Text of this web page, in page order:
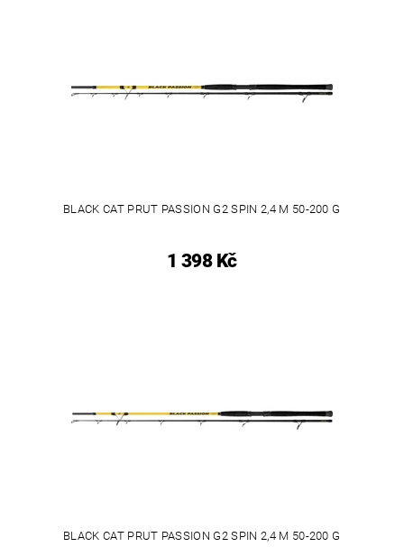
BLACK CAT PRUT PASSION G2 SPIN 2,4 M 50-200 G
1 398 Kč
BLACK CAT PRUT PASSION G2 SPIN 2,4 M 50-200 G